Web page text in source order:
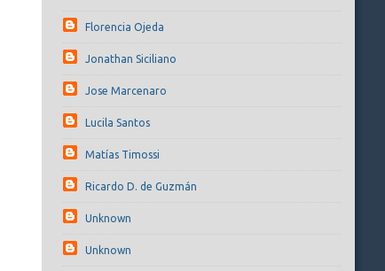
Florencia Ojeda
Jonathan Siciliano
Jose Marcenaro
Lucila Santos
Matías Timossi
Ricardo D. de Guzmán
Unknown
Unknown